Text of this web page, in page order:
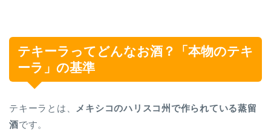
テキーラってどんなお酒？「本物のテキ
ーラ」の基準
テキーラとは、
メキシコのハリスコ州で作られている蒸留
酒です。